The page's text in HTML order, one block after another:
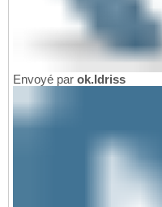
Envoyé par ok.Idriss